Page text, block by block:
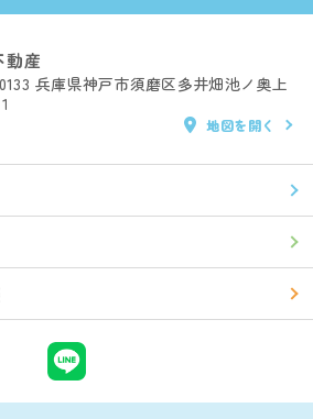
動産
兵庫県神戸市須磨区多井畑池ノ奥上
地図を開く